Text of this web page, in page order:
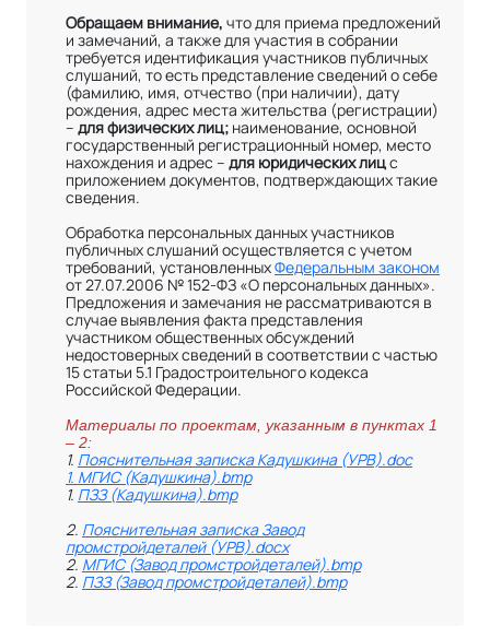
Обращаем внимание, что для приема предложений
и замечаний, а также для участия в собрании
требуется идентификация участников публичных
слушаний, то есть представление сведений о себе
(фамилию, имя, отчество (при наличии), дату
рождения, адрес места жительства (регистрации)
– для физических лиц; наименование, основной
государственный регистрационный номер, место
нахождения и адрес – для юридических лицс
приложением документов, подтверждающих такие
сведения.
Обработка персональных данных участников
публичных слушаний осуществляется с учетом
требований, установленныхФедеральным законом
от 27.07.2006 № 152-ФЗ «О персональных данных».
Предложения и замечания не рассматриваются в
случае выявления факта представления
участником общественных обсуждений
недостоверных сведений в соответствии с частью
15 статьи 5.1 Градостроительного кодекса
Российской Федерации.
Материалы по проектам, указанным в пунктах 1
– 2:
1. Пояснительная записка Кадушкина (УРВ).doc
1. МГИС (Кадушкина).bmp
1. ПЗЗ (Кадушкина).bmp
2. Пояснительная записка Завод
промстройдеталей (УРВ).docx
2. МГИС (Завод промстройдеталей).bmp
2. ПЗЗ (Завод промстройдеталей).bmp